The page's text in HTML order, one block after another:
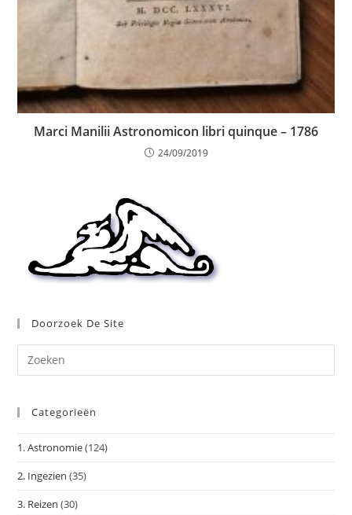
Marci Manilii Astronomicon libri quinque – 1786
24/09/2019
Doorzoek De Site
op
Categorieën
1. Astronomie(124)
2. Ingezien (35)
3. Reizen (30)